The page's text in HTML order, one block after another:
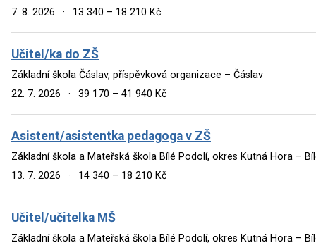
7. 8. 2026
· 13 340 – 18 210 Kč
Učitel/ka do ZŠ
Základní škola Čáslav, příspěvková organizace – Čáslav
22. 7. 2026
· 39 170 – 41 940 Kč
Asistent/asistentka pedagoga v ZŠ
Základní škola a Mateřská škola Bílé Podolí, okres Kutná Hora –
13. 7. 2026
· 14 340 – 18 210 Kč
Učitel/učitelka MŠ
Základní škola a Mateřská škola Bílé Podolí, okres Kutná Hora –